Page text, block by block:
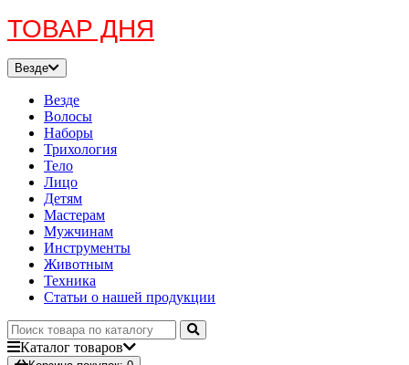
ТОВАР ДНЯ
Везде
Везде
Волосы
Наборы
Трихология
Тело
Лицо
Детям
Мастерам
Мужчинам
Инструменты
Животным
Техника
Статьи о нашей продукции
Каталог товаров